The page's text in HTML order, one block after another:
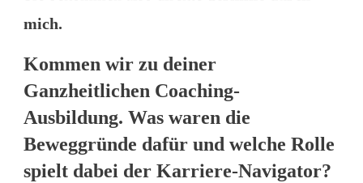
mich.
Kommen wir zu deiner
Ganzheitlichen Coaching-
Ausbildung. Was waren die
Beweggründe dafür und welche Rolle
spielt dabei der Karriere-Navigator?